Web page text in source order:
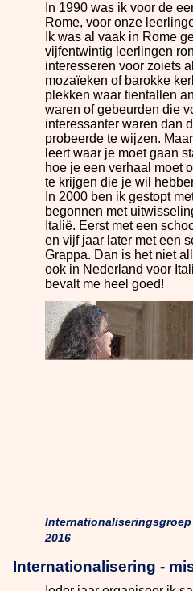
In 1990 was ik voor de
Rome, voor onze
Ik was al vaak in Rome
vijfentwintig leerlingen
interesseren voor zoiets
mozaïeken of barokke
plekken waar tientallen
waren of gebeurden die
interessanter waren dan
probeerde te wijzen.
leert waar je moet gaan
hoe je een verhaal moet
te krijgen die je wil
In 2000 ben ik gestopt
begonnen met
Italië. Eerst met een
en vijf jaar later met een
Grappa. Dan is het niet
ook in Nederland voor
bevalt me heel goed!
2016
Internationalisering -